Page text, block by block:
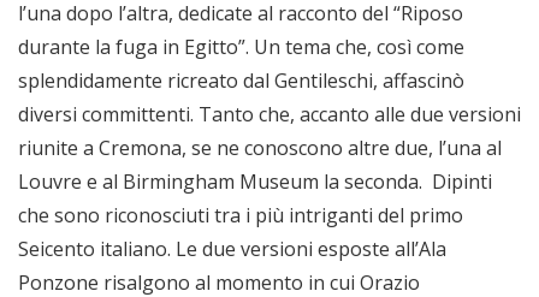
l’una dopo l’altra, dedicate al racconto del “Riposo
durante la fuga in Egitto”. Un tema che, così come
splendidamente ricreato dal Gentileschi, affascinò
diversi committenti. Tanto che, accanto alle due versioni
riunite a Cremona, se ne conoscono altre due, l’una al
Louvre e al Birmingham Museum la seconda. Dipinti
che sono riconosciuti tra i più intriganti del primo
Seicento italiano. Le due versioni esposte all’Ala
Ponzone risalgono al momento in cui Orazio